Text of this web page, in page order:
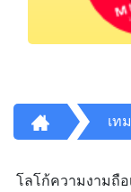
เท
โลโก้ความงามถื